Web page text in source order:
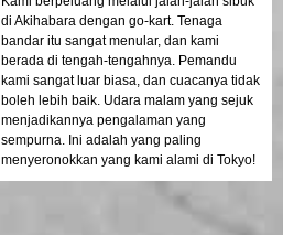
di Akihabara dengan go-kart. Tenaga
bandar itu sangat menular, dan kami
berada di tengah-tengahnya. Pemandu
kami sangat luar biasa, dan cuacanya tidak
boleh lebih baik. Udara malam yang sejuk
menjadikannya pengalaman yang
sempurna. Ini adalah yang paling
menyeronokkan yang kami alami di Tokyo!